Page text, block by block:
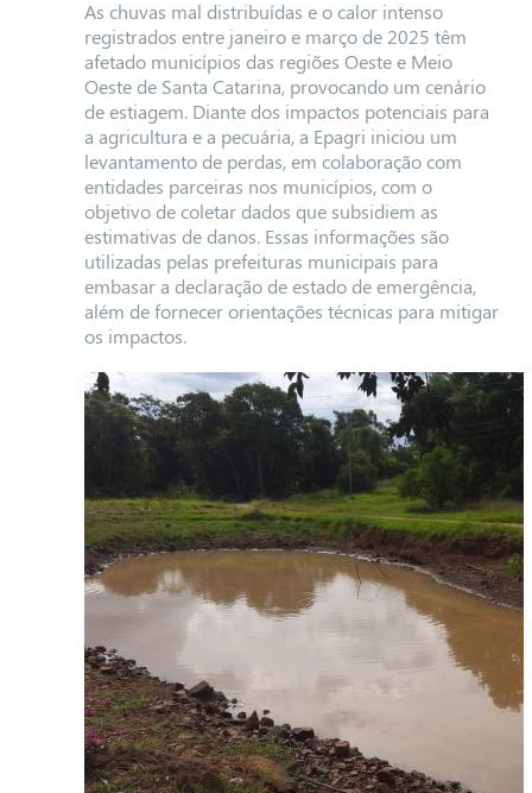
As chuvas mal distribuídas e o calor intenso
registrados entre janeiro e março de 2025 têm
afetado municípios das regiões Oeste e Meio
Oeste de Santa Catarina, provocando um cenário
de estiagem. Diante dos impactos potenciais para
a agricultura e a pecuária, a Epagri iniciou um
levantamento de perdas, em colaboração com
entidades parceiras nos municípios, com o
objetivo de coletar dados que subsidiem as
estimativas de danos. Essas informações são
utilizadas pelas prefeituras municipais para
embasar a declaração de estado de emergência,
além de fornecer orientações técnicas para mitigar
os impactos.